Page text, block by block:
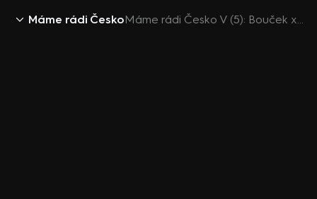
Máme rádi Česko Máme rádi Česko V (5): Bouček x Rosák